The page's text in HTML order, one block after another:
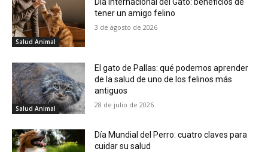
Salud Animal
tener un amigo felino
3 de agosto de 2026
Salud Animal
El gato de Pallas: qué podemos aprender
de la salud de uno de los felinos más
antiguos
28 de julio de 2026
Día Mundial del Perro: cuatro claves para
cuidar su salud